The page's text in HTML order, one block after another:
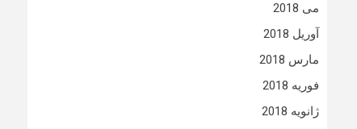
می 2018
آوریل 2018
مارس 2018
فوریه 2018
ژانویه 2018